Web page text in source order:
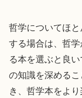
哲学についてほ
する場合は、哲
る本を選ぶと良
の知識を深める
き、哲学本をよ